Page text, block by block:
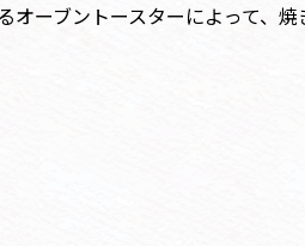
オーブントースターによって、焼